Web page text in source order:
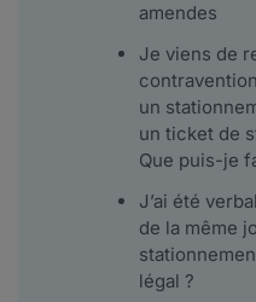
amendes
Je viens de
un
un ticket de
Que puis-je
J’ai été
de la même
légal ?